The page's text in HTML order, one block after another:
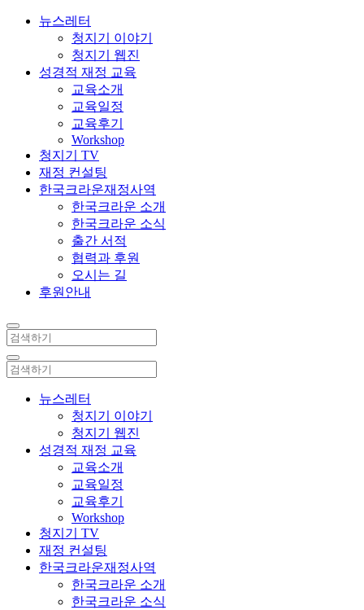
뉴스레터
청지기 이야기
청지기 웹진
성경적 재정 교육
교육소개
교육일정
교육후기
Workshop
청지기 TV
재정 컨설팅
한국크라운재정사역
한국크라운 소개
한국크라운 소식
출간 서적
협력과 후원
오시는 길
후원안내
뉴스레터
청지기 이야기
청지기 웹진
성경적 재정 교육
교육소개
교육일정
교육후기
Workshop
청지기 TV
재정 컨설팅
한국크라운재정사역
한국크라운 소개
한국크라운 소식